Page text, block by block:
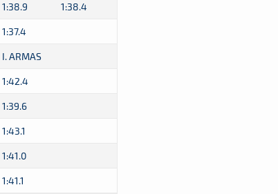
1:38.9 1:38.4
1:37.4
I. ARMAS
1:42.4
1:39.6
1:43.1
1:41.0
1:41.1